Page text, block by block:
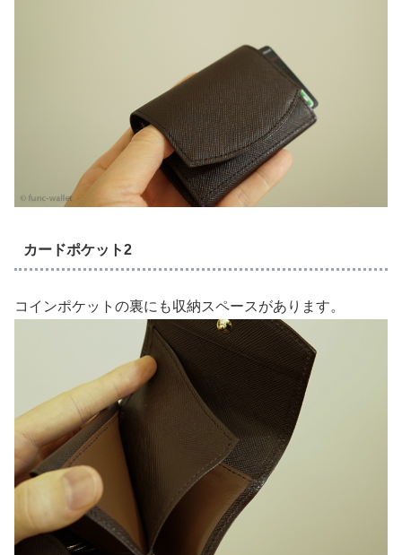
カードポケット2
コインポケットの裏にも収納スペースがあります。